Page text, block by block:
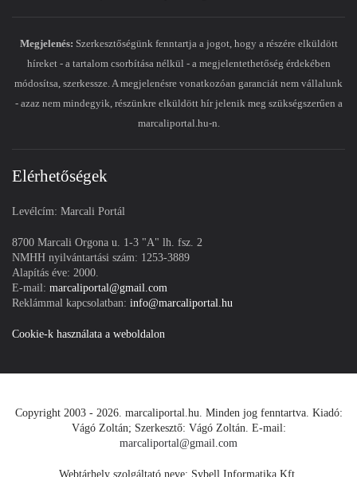
Megjelenés: Szerkesztőségünk fenntartja a jogot, hogy a részére elküldött
híreket - a tartalom csorbítása nélkül - a megjelentethetőség érdekében
módosítsa, szerkessze. A megjelenésre vonatkozóan garanciát nem vállalunk
- azaz nem mindegyik, részünkre elküldött hír jelenik meg szükségszerűen a
marcaliportal.hu-n.
Elérhetőségek
Levélcím: Marcali Portál
8700 Marcali Orgona u. 1-3 "A" lh. fsz. 2
NMHH nyilvántartási szám: 1253-3889
Alapítás éve: 2000.
E-mail: marcaliportal@gmail.com
Reklámmal kapcsolatban: info@marcaliportal.hu
Cookie-k használata a weboldalon
Copyright 2003 - 2026. marcaliportal.hu. Minden jog fenntartva. Kiadó:
Vágó Zoltán; Szerkesztő: Vágó Zoltán. E-mail:
marcaliportal@gmail.com
Webtárhely szolgáltató neve: Sybell Informatika Kft.